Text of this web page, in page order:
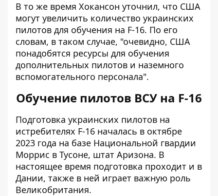
В то же время Хокансон уточнил, что США
могут увеличить количество украинских
пилотов для обучения на F-16. По его
словам, в таком случае, "очевидно, США
понадобятся ресурсы для обучения
дополнительных пилотов и наземного
вспомогательного персонала".
Обучение пилотов ВСУ на F-16
Подготовка украинских пилотов на
истребителях F-16 началась в октябре
2023 года на базе Национальной гвардии
Моррис в Тусоне, штат Аризона. В
настоящее время подготовка проходит и в
Дании, также в ней играет важную роль
Великобритания.